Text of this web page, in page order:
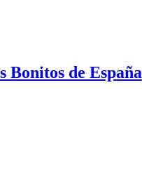
Bonitos de España